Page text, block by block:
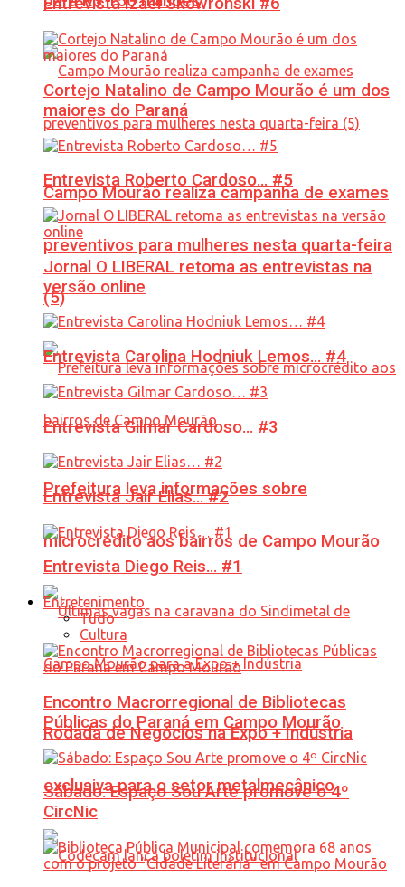
Campo Mourão realiza campanha de exames
preventivos para mulheres nesta quarta-feira
(5)
Prefeitura leva informações sobre
microcrédito aos bairros de Campo Mourão
Rodada de Negócios na Expo + Indústria
exclusiva para o setor metalmecânico
Cortejo Natalino de Campo Mourão é um dos
maiores do Paraná
Entrevista Roberto Cardoso… #5
Jornal O LIBERAL retoma as entrevistas na
versão online
Entrevista Carolina Hodniuk Lemos… #4
Entrevista Gilmar Cardoso… #3
Entrevista Jair Elias… #2
Entrevista Diego Reis… #1
Entretenimento
Tudo
Cultura
Encontro Macrorregional de Bibliotecas
Públicas do Paraná em Campo Mourão
Sábado: Espaço Sou Arte promove o 4º
CircNic